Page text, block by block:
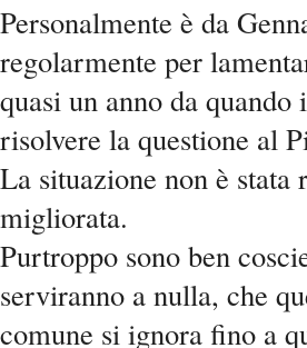
Personalmente è da
regolarmente per
quasi un anno da
risolvere la questione al
La situazione non è stata
migliorata.
Purtroppo sono ben
serviranno a nulla, che
comune si ignora fino a